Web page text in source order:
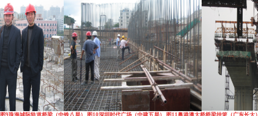
图9珠海城际轨道桥梁（中铁八局） 图10深圳时代广场（中建五局） 图11粤港澳大桥桥梁挂篮（广东长大）